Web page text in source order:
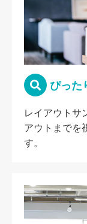
ぴった
レイアウトサ
アウトまでを
す。